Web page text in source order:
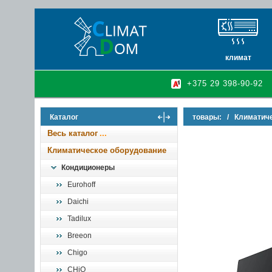
климат
кондиционеры
очистители и
осушители
+375 29 398-90-92
Каталог
Весь каталог
Климатическое оборудование
Кондиционеры
Eurohoff
Daichi
Tadilux
Breeon
Chigo
CHiQ
товары: /